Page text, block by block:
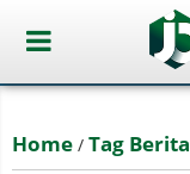
Home / Tag Berita